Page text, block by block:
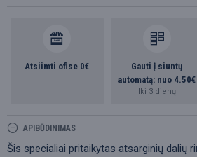
Atsiimti ofise 0€
Gauti į siuntų
automatą: nuo 4.50€
Iki 3 dienų
APIBŪDINIMAS
Šis specialiai pritaikytas atsarginių dalių